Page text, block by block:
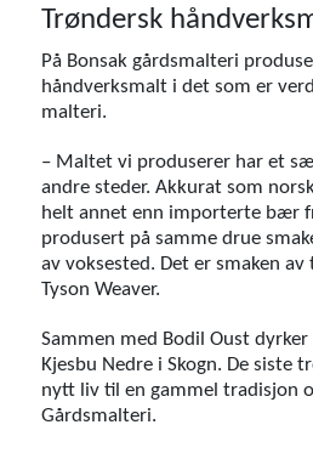
Trøndersk
På Bonsak gårdsmalteri
håndverksmalt i det som er
malteri.
– Maltet vi produserer har et
andre steder. Akkurat som
helt annet enn importerte bær
produsert på samme drue
av voksested. Det er smaken
Tyson Weaver.
Sammen med Bodil Oust
Kjesbu Nedre i Skogn. De siste
nytt liv til en gammel tradisjon
Gårdsmalteri.